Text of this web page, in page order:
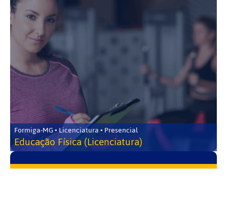
Formiga-MG • Licenciatura • Presencial
Educação Física (Licenciatura)